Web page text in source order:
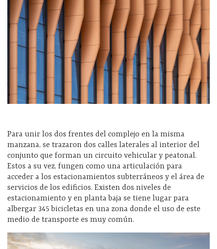
Para unir los dos frentes del complejo en la misma
manzana, se trazaron dos calles laterales al interior del
conjunto que forman un circuito vehicular y peatonal.
Estos a su vez, fungen como una articulación para
acceder a los estacionamientos subterráneos y el área de
servicios de los edificios. Existen dos niveles de
estacionamiento y en planta baja se tiene lugar para
albergar 345 bicicletas en una zona donde el uso de este
medio de transporte es muy común.